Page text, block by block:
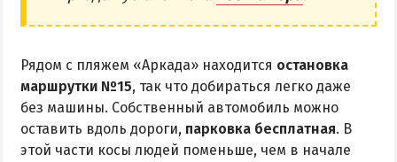
Рядом с пляжем «Аркада» находится остановка
маршрутки №15, так что добираться легко даже
без машины. Собственный автомобиль можно
оставить вдоль дороги, парковка бесплатная. В
этой части косы людей поменьше, чем в начале